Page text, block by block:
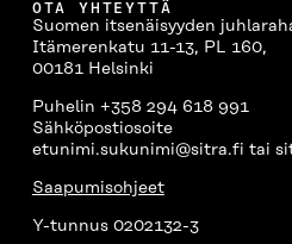
OTA YHTEYTTÄ
Suomen itsenäisyyden
Itämerenkatu 11-13, PL 160,
00181 Helsinki
Puhelin +358 294 618 991
Sähköpostiosoite
etunimi.sukunimi@sitra.fi tai
Saapumisohjeet
Y-tunnus 0202132-3